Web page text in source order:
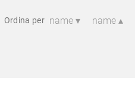
Ordina per name ▾ name ▴